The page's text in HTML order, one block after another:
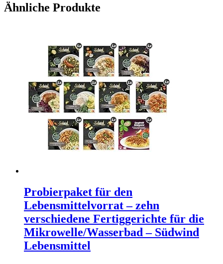
Ähnliche Produkte
Probierpaket für den
Lebensmittelvorrat – zehn
verschiedene Fertiggerichte für die
Mikrowelle/Wasserbad – Südwind
Lebensmittel